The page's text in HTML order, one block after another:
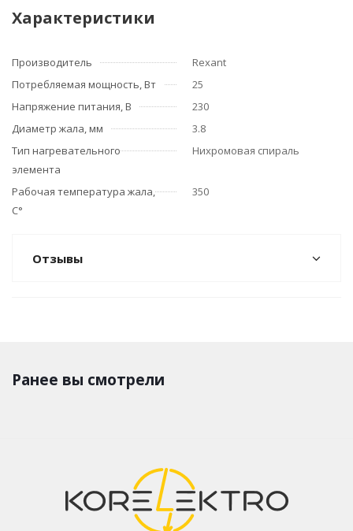
Характеристики
Производитель
Rexant
Потребляемая мощность, Вт
25
Напряжение питания, В
230
Диаметр жала, мм
3.8
Тип нагревательного
элемента
Нихромовая спираль
Рабочая температура жала,
С°
350
Отзывы
Ранее вы смотрели